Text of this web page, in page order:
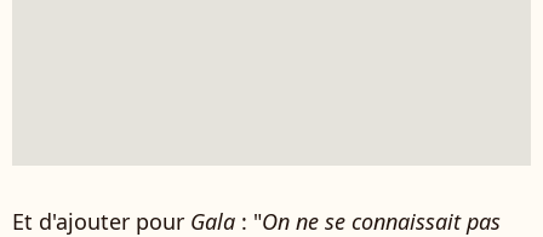
Et d'ajouter pour Gala : "On ne se connaissait pas